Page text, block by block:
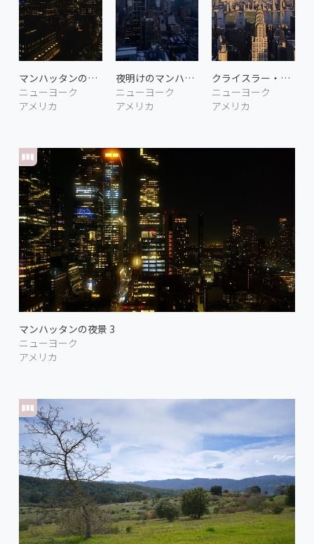
マンハッタンの夜景 4
ニューヨーク
アメリカ
マンハッタンの夜景 3
ニューヨーク
アメリカ
夜明けのマンハッタン 2
ニューヨーク
アメリカ
クライスラー・ビル
ニューヨーク
アメリカ